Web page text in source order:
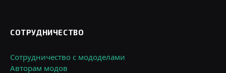
СОТРУДНИЧЕСТВО
Сотрудничество с мододелами
Авторам модов